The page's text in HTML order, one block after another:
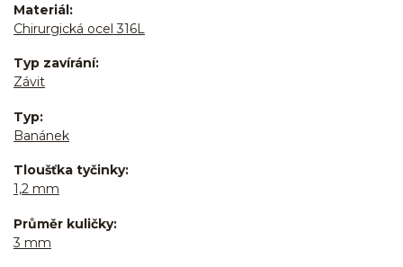
Materiál
Chirurgická ocel 316L
Typ zavírání
Závit
Typ
Banánek
Tloušťka tyčinky
1,2 mm
Průměr kuličky
3 mm